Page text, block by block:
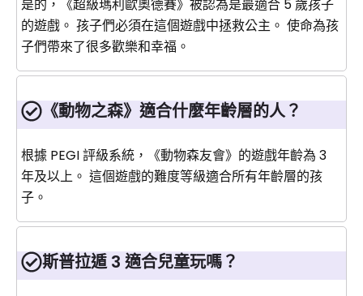
是的，《超級瑪利歐奧德賽》被認為是最適合 5 歲孩子
的遊戲。 孩子們必須在這個遊戲中拯救公主。 使命為孩
子們帶來了很多歡樂和幸福。
《動物之森》適合什麼年齡層的人？
根據 PEGI 評級系統，《動物森友會》的遊戲年齡為 3
年及以上。 這個遊戲的難度等級適合所有年齡層的孩
子。
斯普拉遁 3 適合兒童玩嗎？